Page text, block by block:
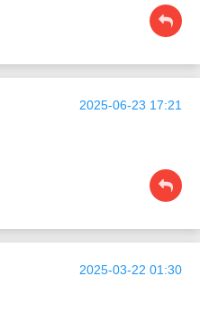
2025-06-23 17:21
2025-03-22 01:30